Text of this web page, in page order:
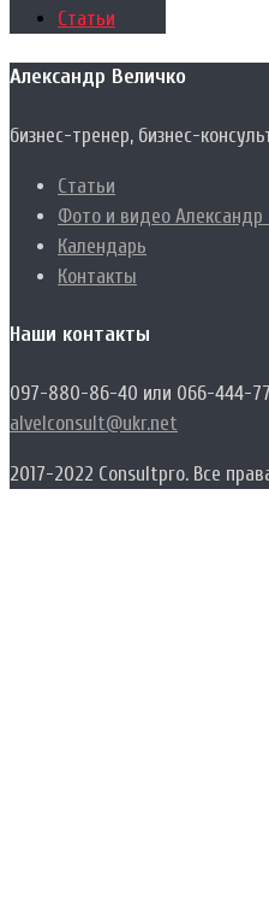
Статьи
Александр Величко
бизнес-тренер, бизнес-
Статьи
Фото и видео Александр
Календарь
Контакты
Наши контакты
097-880-86-40 или 066-444-
alvelconsult@ukr.net
2017-2022 Consultpro. Все